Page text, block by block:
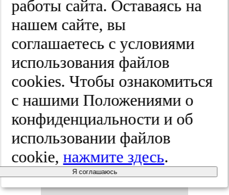
ных кол­лег.
Рос­сий­ский
вес­тник
аку­ше­ра-ги­
не­ко­ло­га.
2026;(2):84-90
работы сайта. Оставаясь на
нашем сайте, вы
соглашаетесь с условиями
использования файлов
cооkies. Чтобы ознакомиться
с нашими Положениями о
конфиденциальности и об
использовании файлов
cookie,нажмите здесь.
Я соглашаюсь